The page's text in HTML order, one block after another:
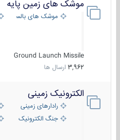
موشک های زمین پایه
موشک های بالستیک
Ground Launch Missile
3,962 ارسال ها
الکترونیک زمینی
رادارهای زمینی
جنگ الکترونیک